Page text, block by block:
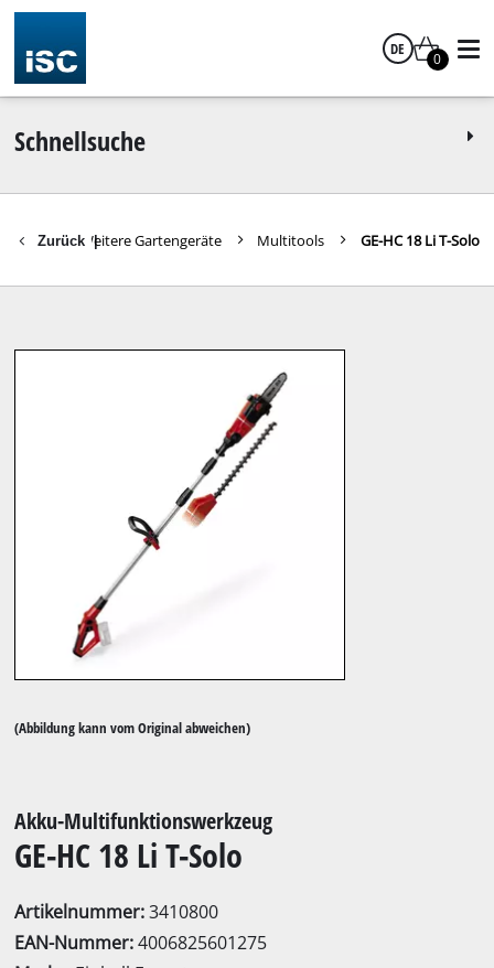
DE
0
Schnellsuche
Zurück |
Weitere Gartengeräte Multitools GE-HC 18 Li T-Solo
(Abbildung kann vom Original abweichen)
Akku-Multifunktionswerkzeug
GE-HC 18 Li T-Solo
Artikelnummer:3410800
EAN-Nummer:4006825601275